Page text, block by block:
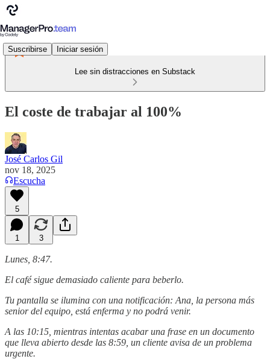
Suscribirse Iniciar sesión
Lee sin distracciones en Substack
El coste de trabajar al 100%
José Carlos Gil
nov 18, 2025
Escucha
5
1 3
Lunes, 8:47.
El café sigue demasiado caliente para beberlo.
Tu pantalla se ilumina con una notificación: Ana, la persona más
senior del equipo, está enferma y no podrá venir.
A las 10:15, mientras intentas acabar una frase en un documento
que lleva abierto desde las 8:59, un cliente avisa de un problema
urgente.